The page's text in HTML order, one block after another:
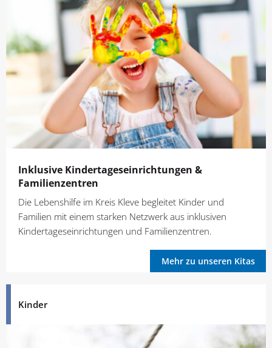
Inklusive Kindertages­einrichtungen &
Familienzentren
Die Lebenshilfe im Kreis Kleve begleitet Kinder und
Familien mit einem starken Netzwerk aus inklusiven
Kindertageseinrichtungen und Familienzentren.
Mehr zu unseren Kitas
Kinder